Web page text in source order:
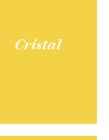
Cristal